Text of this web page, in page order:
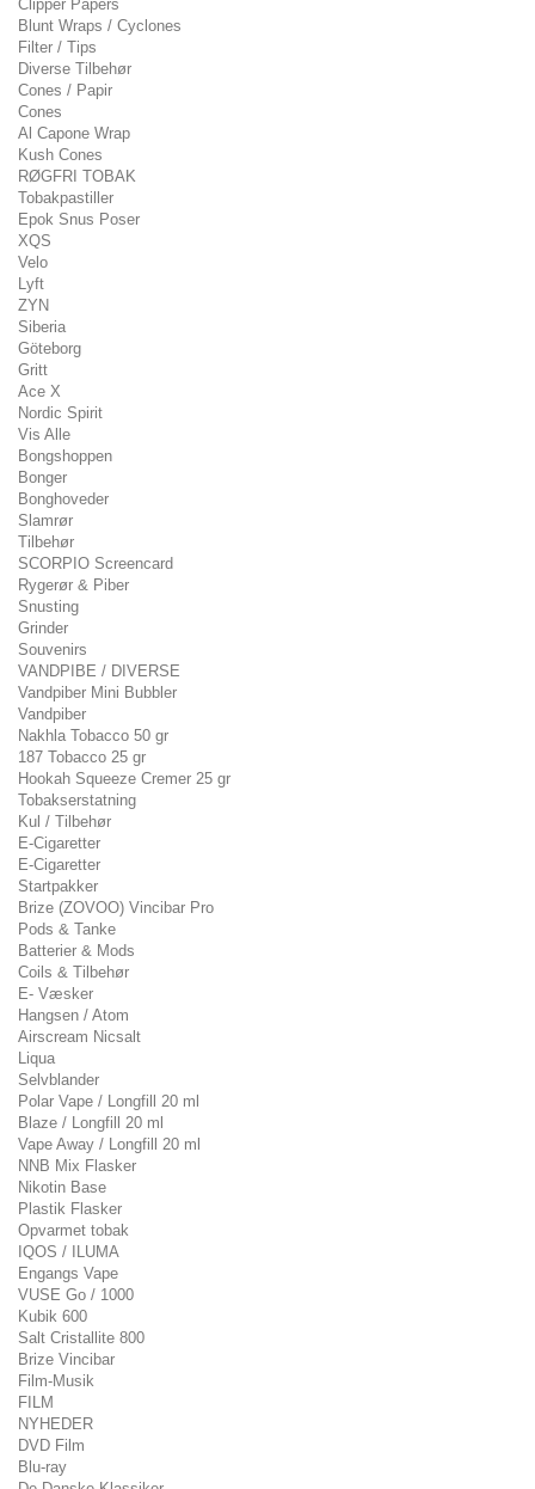
Clipper Papers
Blunt Wraps / Cyclones
Filter / Tips
Diverse Tilbehør
Cones / Papir
Cones
Al Capone Wrap
Kush Cones
RØGFRI TOBAK
Tobakpastiller
Epok Snus Poser
XQS
Velo
Lyft
ZYN
Siberia
Göteborg
Gritt
Ace X
Nordic Spirit
Vis Alle
Bongshoppen
Bonger
Bonghoveder
Slamrør
Tilbehør
SCORPIO Screencard
Rygerør & Piber
Snusting
Grinder
Souvenirs
VANDPIBE / DIVERSE
Vandpiber Mini Bubbler
Vandpiber
Nakhla Tobacco 50 gr
187 Tobacco 25 gr
Hookah Squeeze Cremer 25 gr
Tobakserstatning
Kul / Tilbehør
E-Cigaretter
E-Cigaretter
Startpakker
Brize (ZOVOO) Vincibar Pro
Pods & Tanke
Batterier & Mods
Coils & Tilbehør
E- Væsker
Hangsen / Atom
Airscream Nicsalt
Liqua
Selvblander
Polar Vape / Longfill 20 ml
Blaze / Longfill 20 ml
Vape Away / Longfill 20 ml
NNB Mix Flasker
Nikotin Base
Plastik Flasker
Opvarmet tobak
IQOS / ILUMA
Engangs Vape
VUSE Go / 1000
Kubik 600
Salt Cristallite 800
Brize Vincibar
Film-Musik
FILM
NYHEDER
DVD Film
Blu-ray